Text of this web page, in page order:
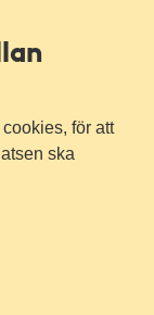
för att
ska